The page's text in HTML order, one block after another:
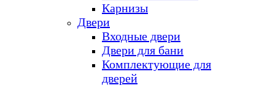
Карнизы
Двери
Входные двери
Двери для бани
Комплектующие для
дверей